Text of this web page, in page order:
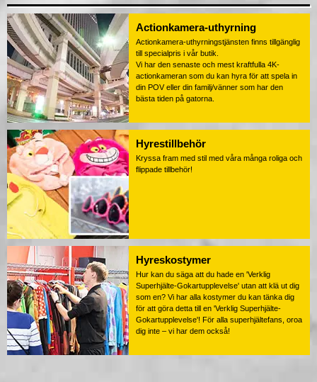
Actionkamera-uthyrning
Actionkamera-uthyrningstjänsten finns tillgänglig
till specialpris i vår butik.
Vi har den senaste och mest kraftfulla 4K-
actionkameran som du kan hyra för att spela in
din POV eller din familj/vänner som har den
bästa tiden på gatorna.
Hyrestillbehör
Kryssa fram med stil med våra många roliga och
flippade tillbehör!
Hyreskostymer
Hur kan du säga att du hade en 'Verklig
Superhjälte-Gokartupplevelse' utan att klä ut dig
som en? Vi har alla kostymer du kan tänka dig
för att göra detta till en 'Verklig Superhjälte-
Gokartupplevelse'! För alla superhjältefans, oroa
dig inte – vi har dem också!